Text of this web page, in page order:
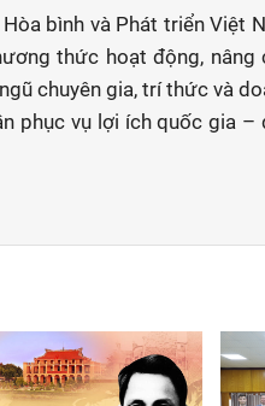
bình và Phát triển Việt
thức hoạt động, nâng
chuyên gia, trí thức và
phục vụ lợi ích quốc gia –